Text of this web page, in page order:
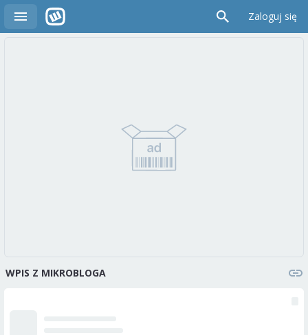
Zaloguj się
WPIS Z MIKROBLOGA